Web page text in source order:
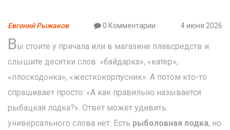
Евгений Рыжаков 0 Комментарии 4 июня 2026
Вы стоите у причала или в магазине плавсредств и
слышите десятки слов: «байдарка», «катер»,
«плоскодонка», «жесткокорпусник». А потом кто-то
спрашивает просто: «А как правильно называется
рыбацкая лодка?». Ответ может удивить:
универсального слова нет. Есть рыболовная лодка, но